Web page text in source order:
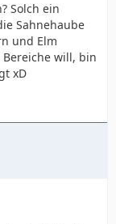
Solch ein
Sahnehaube
und Elm
Bereiche will, bin
xD